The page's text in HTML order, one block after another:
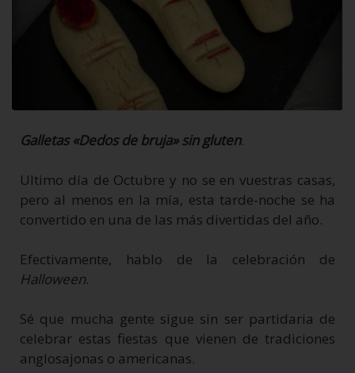
Galletas «Dedos de bruja» sin gluten.
Ultimo día de Octubre y no se en vuestras casas,
pero al menos en la mía, esta tarde-noche se ha
convertido en una de las más divertidas del año.
Efectivamente, hablo de la celebración de
Halloween.
Sé que mucha gente sigue sin ser partidaria de
celebrar estas fiestas que vienen de tradiciones
anglosajonas o americanas.